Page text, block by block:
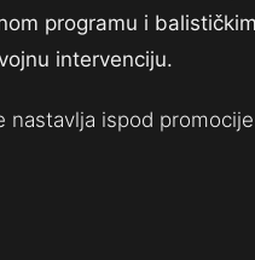
programu i
intervenciju.
nastavlja ispod promocije